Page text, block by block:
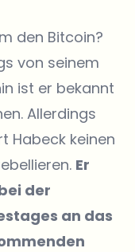
den Bitcoin?
von seinem
ist er bekannt
Allerdings
Habeck keinen
Er
der
an das